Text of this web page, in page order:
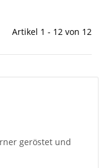
Artikel 1 - 12 von 12